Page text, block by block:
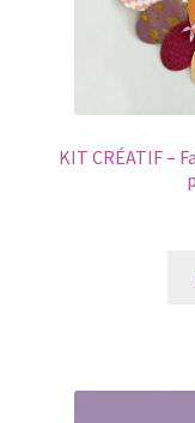
KIT CRÉATIF –